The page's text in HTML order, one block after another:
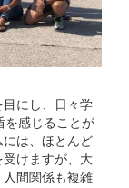
にし、日々学
を感じることが
は、ほとんど
けますが、大
間関係も複雑